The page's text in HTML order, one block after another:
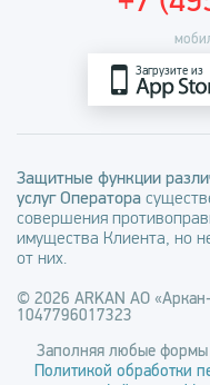
Загрузите из
Защитные функции
услуг Оператора
совершения
имущества Клиента, но
от них.
© 2026 ARKAN АО
1047796017323
Заполняя любые формы
Политикой обработки